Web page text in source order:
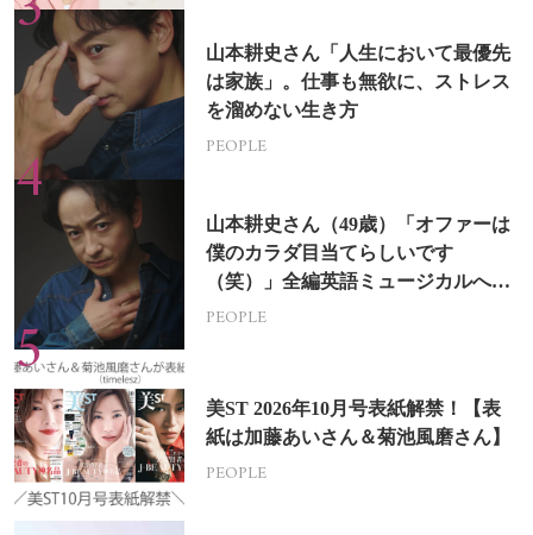
山本耕史さん「人生において最優先
は家族」。仕事も無欲に、ストレス
を溜めない生き方
PEOPLE
山本耕史さん（49歳）「オファーは
僕のカラダ目当てらしいです
（笑）」全編英語ミュージカルへの
挑戦
PEOPLE
美ST 2026年10月号表紙解禁！【表
紙は加藤あいさん＆菊池風磨さん】
PEOPLE